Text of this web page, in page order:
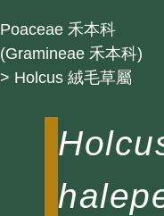
Poaceae 禾本科
(Gramineae 禾本科)
> Holcus 絨毛草屬
資